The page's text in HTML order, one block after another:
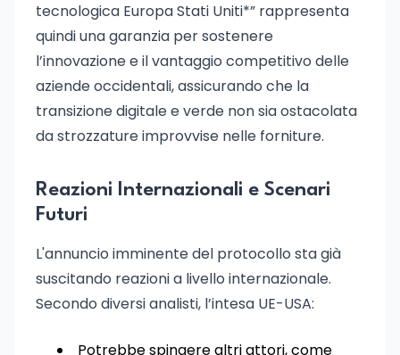
tecnologica Europa Stati Uniti*” rappresenta
quindi una garanzia per sostenere
l’innovazione e il vantaggio competitivo delle
aziende occidentali, assicurando che la
transizione digitale e verde non sia ostacolata
da strozzature improvvise nelle forniture.
Reazioni Internazionali e Scenari
Futuri
L'annuncio imminente del protocollo sta già
suscitando reazioni a livello internazionale.
Secondo diversi analisti, l’intesa UE-USA:
Potrebbe spingere altri attori, come